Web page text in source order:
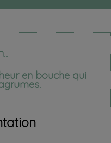
en bouche qui